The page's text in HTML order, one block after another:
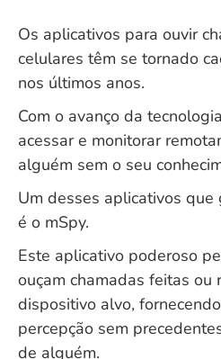
Os aplicativos para ouvir
celulares têm se tornado
nos últimos anos.
Com o avanço da
acessar e monitorar
alguém sem o seu
Um desses aplicativos
é o mSpy.
Este aplicativo poderoso
ouçam chamadas feitas ou
dispositivo alvo,
percepção sem
de alguém.